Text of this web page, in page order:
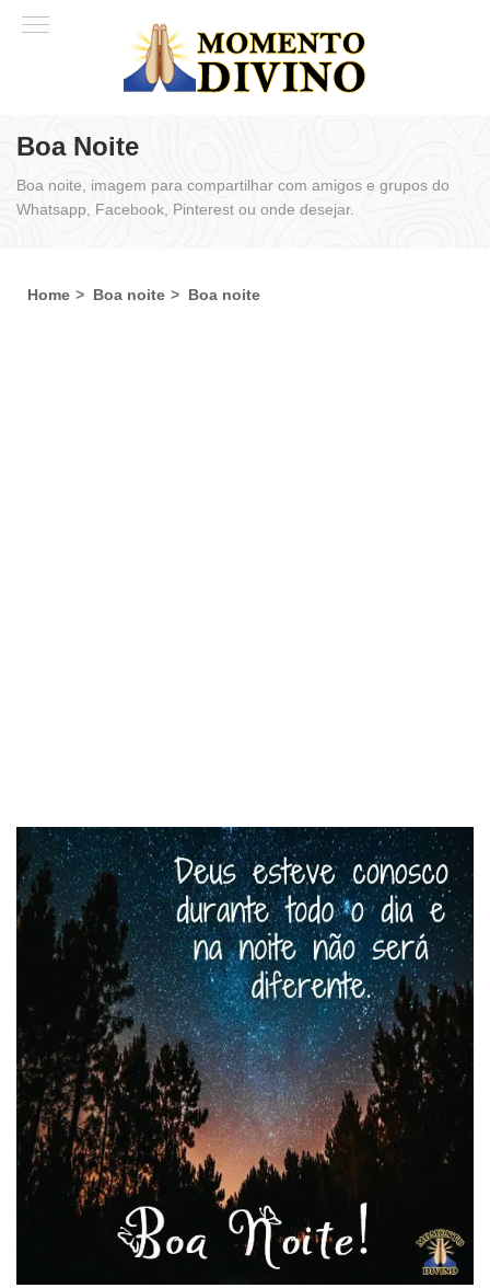
Boa Noite
Boa noite, imagem para compartilhar com amigos e grupos do
Whatsapp, Facebook, Pinterest ou onde desejar.
Home Boa noite Boa noite